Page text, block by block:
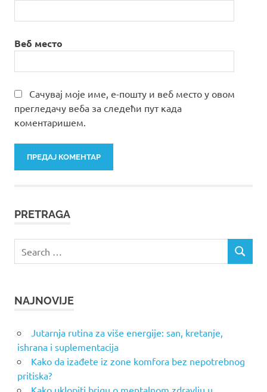
Веб место
Сачувај моје име, е-пошту и веб место у овом
прегледачу веба за следећи пут када
коментаришем.
PRETRAGA
for:
SEARCH
NAJNOVIJE
Jutarnja rutina za više energije: san, kretanje,
ishrana i suplementacija
Kako da izađete iz zone komfora bez nepotrebnog
pritiska?